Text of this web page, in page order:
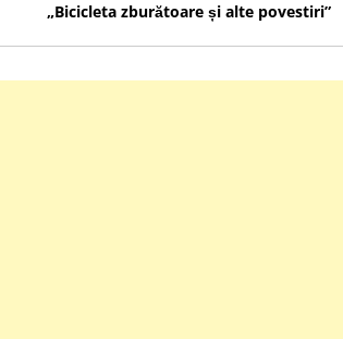
„Bicicleta zburătoare și alte povestiri”